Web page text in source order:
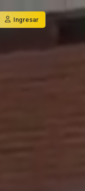
Ingresar